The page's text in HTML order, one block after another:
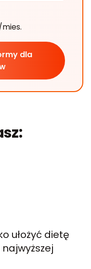
mies.
dla
ułożyć dietę